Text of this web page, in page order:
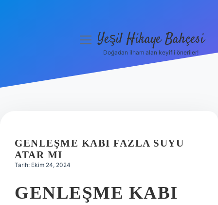
Hakkımızda
menüyüYeşil Hikaye Bahçesi
Doğadan ilham alan keyifli öneriler!
GENLEŞME KABI FAZLA SUYU
ATAR MI
Tarih: Ekim 24, 2024
GENLEŞME KABI